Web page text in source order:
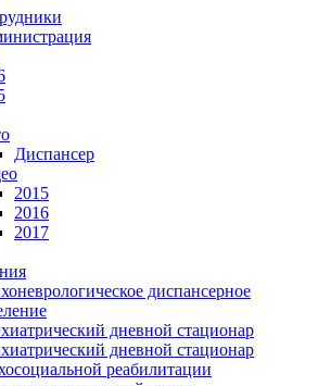
Диспансер
2015
2016
2017
диспансерное
дневной стационар
дневной стационар
реабилитации